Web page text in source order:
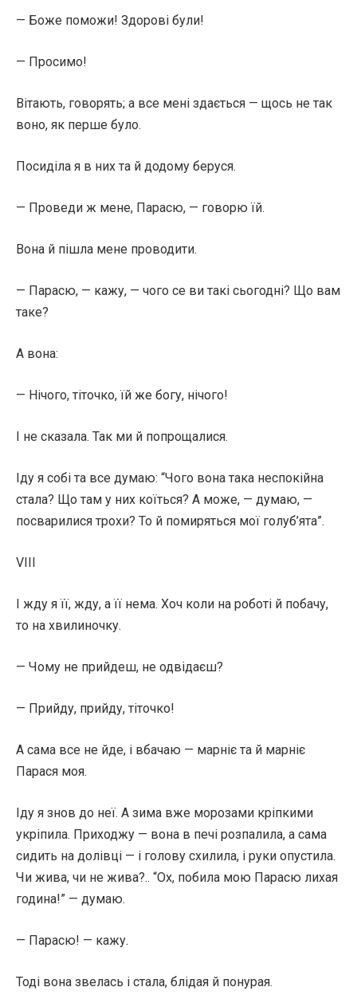
— Боже поможи! Здорові були!
— Просимо!
Вітають, говорять; а все мені здається — щось не так
воно, як перше було.
Посиділа я в них та й додому беруся.
— Проведи ж мене, Парасю, — говорю їй.
Вона й пішла мене проводити.
— Парасю, — кажу, — чого се ви такі сьогодні? Що вам
таке?
А вона:
— Нічого, тіточко, їй же богу, нічого!
І не сказала. Так ми й попрощалися.
Іду я собі та все думаю: “Чого вона така неспокійна
стала? Що там у них коїться? А може, — думаю, —
посварилися трохи? То й помиряться мої голуб’ята”.
VIII
І жду я її, жду, а її нема. Хоч коли на роботі й побачу,
то на хвилиночку.
— Чому не прийдеш, не одвідаєш?
— Прийду, прийду, тіточко!
А сама все не йде, і вбачаю — марніє та й марніє
Парася моя.
Іду я знов до неї. А зима вже морозами кріпкими
укріпила. Приходжу — вона в печі розпалила, а сама
сидить на долівці — і голову схилила, і руки опустила.
Чи жива, чи не жива?.. “Ох, побила мою Парасю лихая
година!” — думаю.
— Парасю! — кажу.
Тоді вона звелась і стала, блідая й понурая.